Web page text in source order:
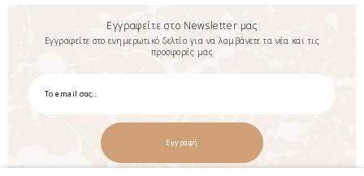
Εγγραφείτε στο Newsletter μας
Εγγραφείτε στο ενημερωτικό δελτίο για να λαμβάνετε τα νέα και τις
προσφορές μας
Εγγραφή